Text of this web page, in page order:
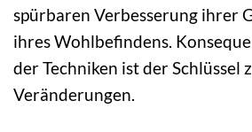
spürbaren Verbesserung ihrer
ihres Wohlbefindens.
der Techniken ist der Schlüssel
Veränderungen.